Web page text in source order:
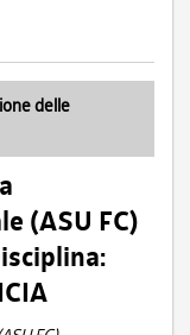
delle
(ASU FC)